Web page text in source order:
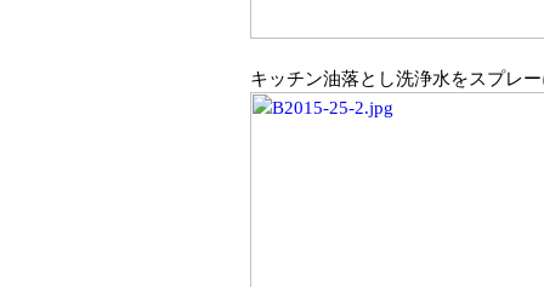
キッチン油落とし洗浄水をスプレ